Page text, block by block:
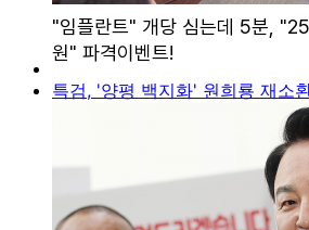
특검, '양평 백지화' 원희룡 재소